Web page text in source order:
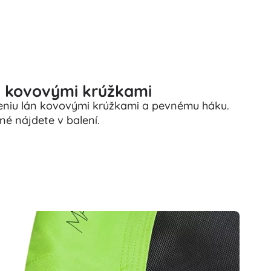
krúžkami
lán kovovými krúžkami a pevnému háku.
nájdete v balení.